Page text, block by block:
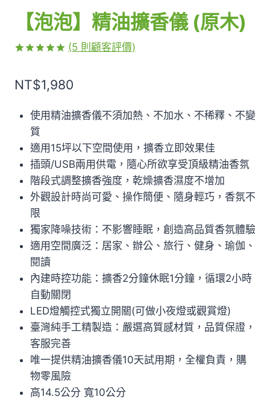
【泡泡】精油擴香儀 (原木)
位顧客進行
(5 則顧客評價)
NT$1,980
使用精油擴香儀不須加熱、不加水、不稀釋、不變
質
適用15坪以下空間使用，擴香立即效果佳
插頭/USB兩用供電，隨心所欲享受頂級精油香氛
階段式調整擴香強度，乾燥擴香濕度不增加
外觀設計時尚可愛、操作簡便、隨身輕巧，香氛不
限
獨家降噪技術：不影響睡眠，創造高品質香氛體驗
適用空間廣泛：居家、辦公、旅行、健身、瑜伽、
閱讀
內建時控功能：擴香2分鐘休眠1分鐘，循環2小時
自動關閉
LED燈觸控式獨立開關(可做小夜燈或觀賞燈)
臺灣純手工精製造：嚴選高質感材質，品質保證，
客服完善
唯一提供精油擴香儀10天試用期，全權負責，購
物零風險
高14.5公分 寬10公分